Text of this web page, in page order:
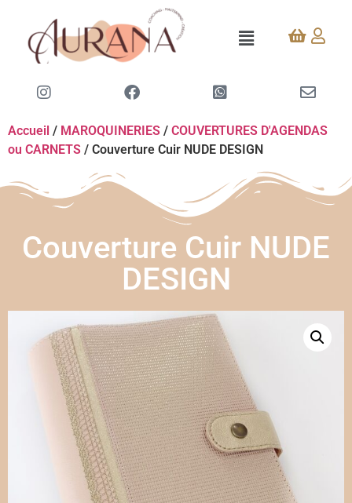
Accueil / MAROQUINERIES / COUVERTURES D'AGENDAS
ou CARNETS / Couverture Cuir NUDE DESIGN
Couverture Cuir NUDE
DESIGN